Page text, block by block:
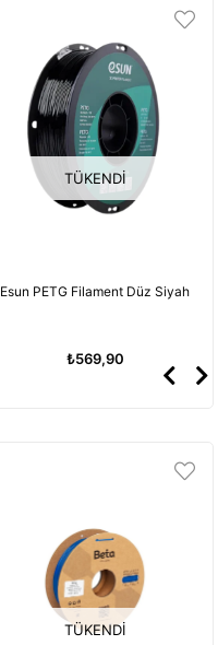
TÜKENDI
Esun PETG Filament Düz Beyaz
₺569,90
TÜKENDI